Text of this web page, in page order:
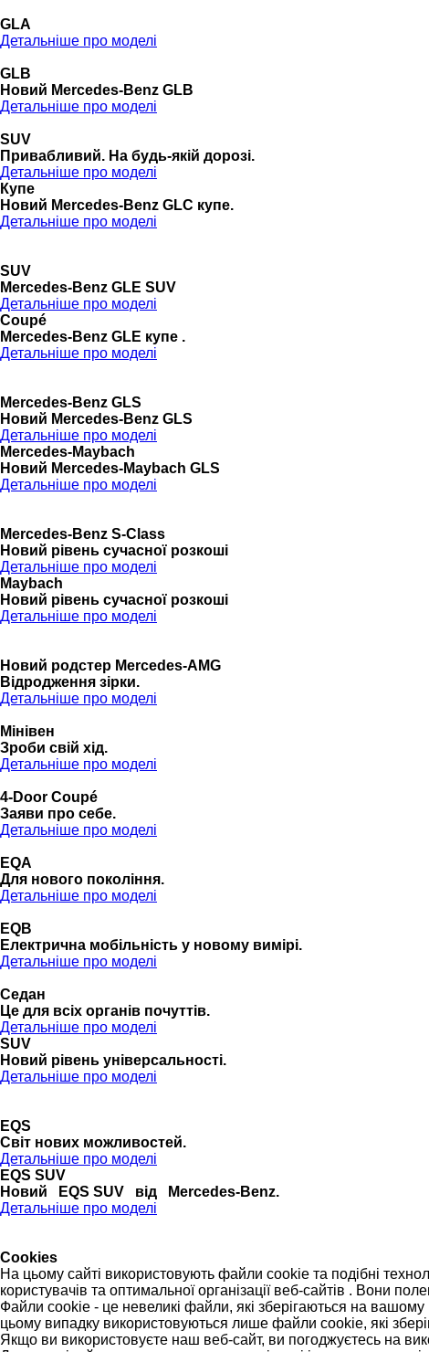
GLA
Детальніше про моделі
GLB
Новий Mercedes-Benz GLB
Детальніше про моделі
SUV
Привабливий. На будь-якій дорозі.
Детальніше про моделі
Купе
Новий Mercedes-Benz GLС купе.
Детальніше про моделі
SUV
Mercedes-Benz GLE SUV
Детальніше про моделі
Coupé
Mercedes-Benz GLE купе .
Детальніше про моделі
Mercedes-Benz GLS
Новий Mercedes-Benz GLS
Детальніше про моделі
Mercedes-Maybach
Новий Mercedes-Maybach GLS
Детальніше про моделі
Mercedes-Benz S-Class
Новий рівень сучасної розкоші
Детальніше про моделі
Maybach
Новий рівень сучасної розкоші
Детальніше про моделі
Новий родстер Mercedes-AMG
Відродження зірки.
Детальніше про моделі
Мінівен
Зроби свій хід.
Детальніше про моделі
4-Door Coupé
Заяви про себе.
Детальніше про моделі
EQA
Для нового покоління.
Детальніше про моделі
EQB
Електрична мобільність у новому вимірі.
Детальніше про моделі
Седан
Це для всіх органів почуттів.
Детальніше про моделі
SUV
Новий рівень універсальності.
Детальніше про моделі
EQS
Cвіт нових можливостей.
Детальніше про моделі
EQS SUV
Новий EQS SUV від Mercedes-Benz.
Детальніше про моделі
Cookies
На цьому сайті використовують файли cookie та подібні
користувачів та оптимальної організації веб-сайтів . Вони
Файли cookie - це невеликі файли, які зберігаються на
цьому випадку використовуються лише файли cookie, які
Якщо ви використовуєте наш веб-сайт, ви погоджуєтесь на